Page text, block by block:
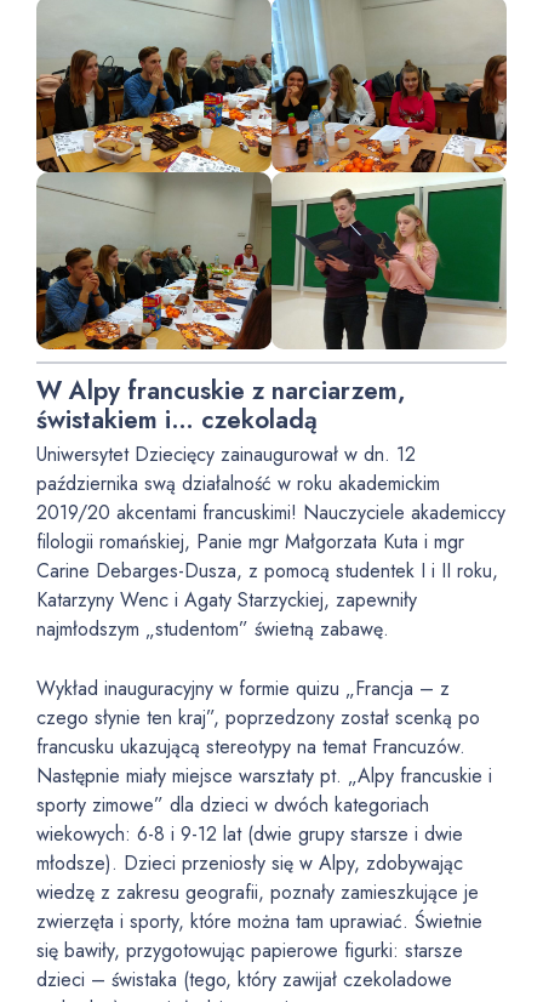
W Alpy francuskie z narciarzem,
świstakiem i… czekoladą
Uniwersytet Dziecięcy zainaugurował w dn. 12
października swą działalność w roku akademickim
2019/20 akcentami francuskimi! Nauczyciele akademiccy
filologii romańskiej, Panie mgr Małgorzata Kuta i mgr
Carine Debarges-Dusza, z pomocą studentek I i II roku,
Katarzyny Wenc i Agaty Starzyckiej, zapewniły
najmłodszym „studentom” świetną zabawę.
Wykład inauguracyjny w formie quizu „Francja – z
czego słynie ten kraj”, poprzedzony został scenką po
francusku ukazującą stereotypy na temat Francuzów.
Następnie miały miejsce warsztaty pt. „Alpy francuskie i
sporty zimowe” dla dzieci w dwóch kategoriach
wiekowych: 6-8 i 9-12 lat (dwie grupy starsze i dwie
młodsze). Dzieci przeniosły się w Alpy, zdobywając
wiedzę z zakresu geografii, poznały zamieszkujące je
zwierzęta i sporty, które można tam uprawiać. Świetnie
się bawiły, przygotowując papierowe figurki: starsze
dzieci – świstaka (tego, który zawijał czekoladowe